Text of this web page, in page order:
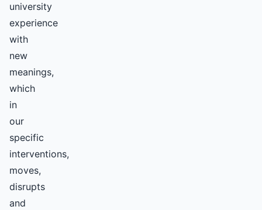
university
experience
with
new
meanings,
which
in
our
specific
interventions,
moves,
disrupts
and